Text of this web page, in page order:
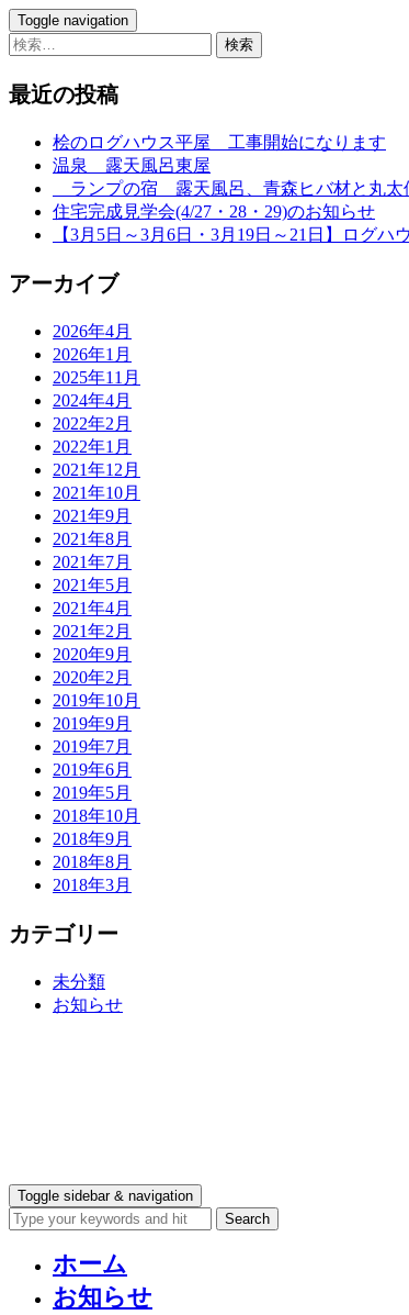
Toggle navigation
検
最近の投稿
桧のログハウス平屋 工事開始になります
温泉 露天風呂東屋
ランプの宿 露天風呂、青森ヒバ材と丸
住宅完成見学会(4/27・28・29)のお知らせ
【3月5日～3月6日・3月19日～21日】ログ
アーカイブ
2026年4月
2026年1月
2025年11月
2024年4月
2022年2月
2022年1月
2021年12月
2021年10月
2021年9月
2021年8月
2021年7月
2021年5月
2021年4月
2021年2月
2020年9月
2020年2月
2019年10月
2019年9月
2019年7月
2019年6月
2019年5月
2018年10月
2018年9月
2018年8月
2018年3月
カテゴリー
未分類
お知らせ
Toggle sidebar & navigation
ホーム
お知らせ